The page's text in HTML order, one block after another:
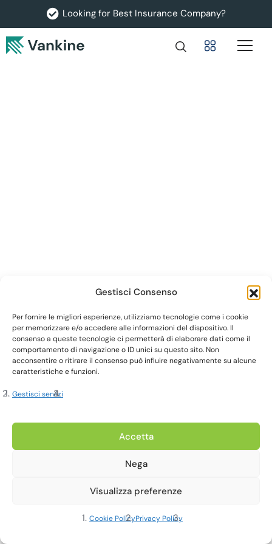
Gestisci Consenso
Per fornire le migliori esperienze, utilizziamo tecnologie come i cookie
per memorizzare e/o accedere alle informazioni del dispositivo. Il
consenso a queste tecnologie ci permetterà di elaborare dati come il
comportamento di navigazione o ID unici su questo sito. Non
acconsentire o ritirare il consenso può influire negativamente su alcune
caratteristiche e funzioni.
Gestisci servizi
Accetta
Nega
Visualizza preferenze
Cookie PolicyPrivacy Policy
Looking for Best Insurance Company?